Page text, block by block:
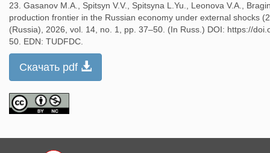
23. Gasanov M.A., Spitsyn V.V., Spitsyna L.Yu., Leonova V.A.,
production frontier in the Russian economy under external shocks
(Russia), 2026, vol. 14, no. 1, pp. 37–50. (In Russ.) DOI: https://
50. EDN: TUDFDC.
Скачать pdf